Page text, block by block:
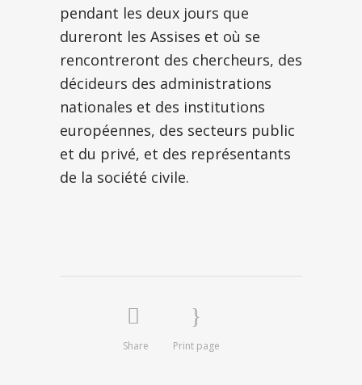
pendant les deux jours que
dureront les Assises et où se
rencontreront des chercheurs, des
décideurs des administrations
nationales et des institutions
européennes, des secteurs public
et du privé, et des représentants
de la société civile.
Share Print page